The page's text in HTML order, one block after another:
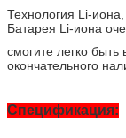
Технология Li-
Батарея Li-иона
смогите легко
окончательного
Спецификация: